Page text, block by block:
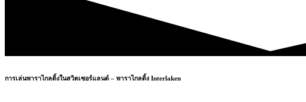
การเล่นพาราไกลดิ้งในสวิตเซอร์แลนด์ – พาราไกลดิ้ง Interlaken